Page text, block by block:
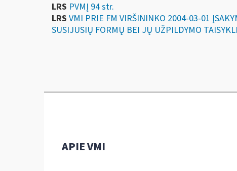
LRS PVMĮ 94 str.
LRS VMI PRIE FM VIRŠININKO 2004-03-01
SUSIJUSIŲ FORMŲ BEI JŲ UŽPILDYMO
APIE VMI